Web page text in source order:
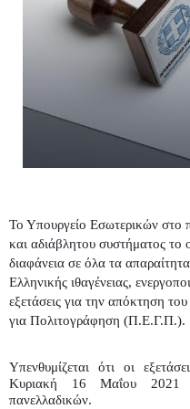
Το Υπουργείο Εσωτερικών στο
και αδιάβλητου συστήματος το
διαφάνεια σε όλα τα
Ελληνικής ιθαγένειας,
εξετάσεις για την απόκτηση
για Πολιτογράφηση (Π.Ε.Γ.Π.).
Υπενθυμίζεται ότι οι
Κυριακή 16 Μαΐου 2021
πανελλαδικών.